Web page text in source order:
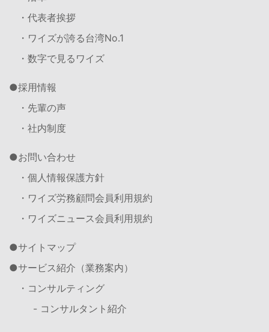
・代表者挨拶
・ワイズが誇る台湾No.1
・数字で見るワイズ
採用情報
・先輩の声
・社内制度
お問い合わせ
・個人情報保護方針
・ワイズ労務顧問会員利用規約
・ワイズニュース会員利用規約
サイトマップ
サービス紹介（業務案内）
・コンサルティング
- コンサルタント紹介